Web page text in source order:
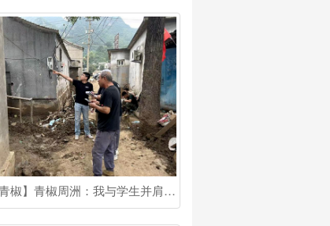
【建大青椒】青椒周洲：我与学生并肩成长！